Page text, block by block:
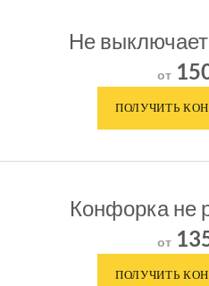
Не
от
Конфорка не
от